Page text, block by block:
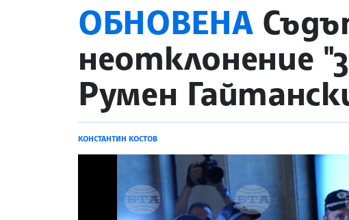
site.bta
ОБНОВЕНА
неотклонение
Румен
КОНСТАНТИН КОСТОВ